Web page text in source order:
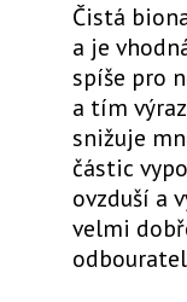
Čistá
a je
spíše pro
a tím
snižuje
částic
ovzduší a
velmi